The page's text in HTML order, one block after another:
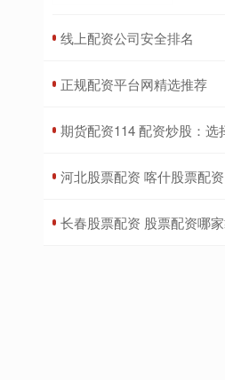
​线上配资公司安全排名
​正规配资平台网精选推荐
期货配资114 配资炒股：选择正
河北股票配资 喀什股票配资
长春股票配资 股票配资哪